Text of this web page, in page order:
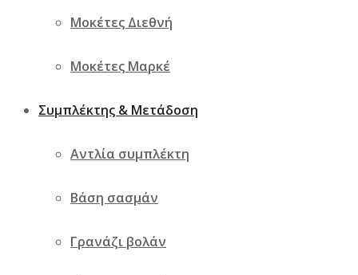
Μοκέτες Διεθνή
Μοκέτες Μαρκέ
Συμπλέκτης & Μετάδοση
Αντλία συμπλέκτη
Βάση σασμάν
Γρανάζι βολάν